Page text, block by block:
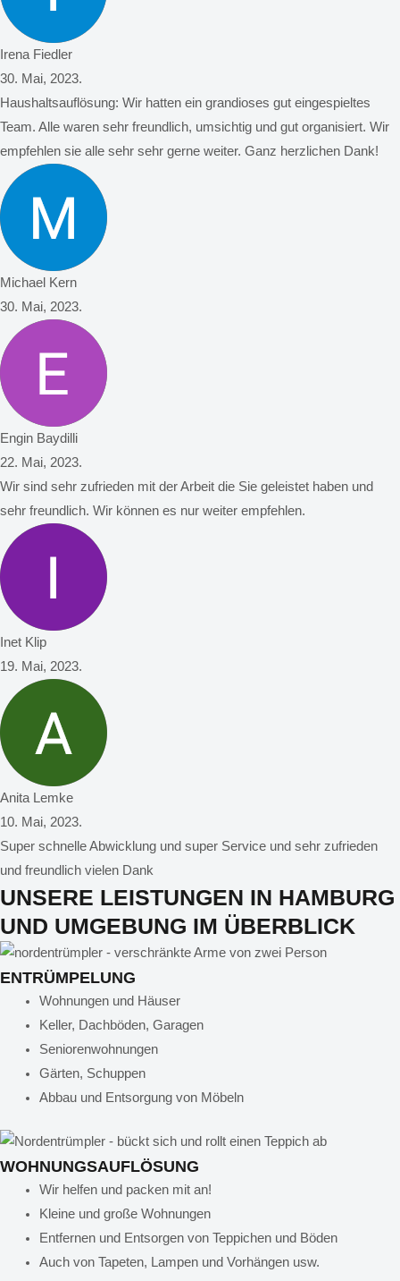
Irena Fiedler
30. Mai, 2023.
Haushaltsauflösung: Wir hatten ein grandioses gut eingespieltes
Team. Alle waren sehr freundlich, umsichtig und gut organisiert. Wir
empfehlen sie alle sehr sehr gerne weiter. Ganz herzlichen Dank!
Michael Kern
30. Mai, 2023.
Engin Baydilli
22. Mai, 2023.
Wir sind sehr zufrieden mit der Arbeit die Sie geleistet haben und
sehr freundlich. Wir können es nur weiter empfehlen.
Inet Klip
19. Mai, 2023.
Anita Lemke
10. Mai, 2023.
Super schnelle Abwicklung und super Service und sehr zufrieden
und freundlich vielen Dank
UNSERE LEISTUNGEN IN HAMBURG
UND UMGEBUNG IM ÜBERBLICK
ENTRÜMPELUNG
Wohnungen und Häuser
Keller, Dachböden, Garagen
Seniorenwohnungen
Gärten, Schuppen
Abbau und Entsorgung von Möbeln
WOHNUNGSAUFLÖSUNG
Wir helfen und packen mit an!
Kleine und große Wohnungen
Entfernen und Entsorgen von Teppichen und Böden
Auch von Tapeten, Lampen und Vorhängen usw.